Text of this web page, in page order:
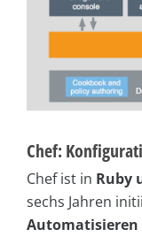
Chef:
Chef ist in Ruby
sechs Jahren